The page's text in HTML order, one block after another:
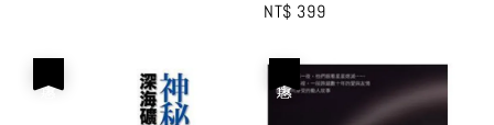
Regular
NT$ 399